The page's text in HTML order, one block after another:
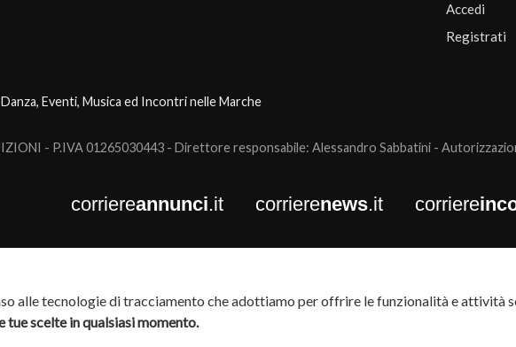
Accedi
Registrati
Eventi, Musica ed Incontri nelle Marche
- P.IVA 01265030443 - Direttore responsabile: Alessandro Sabbatini -
corriereannunci.it corrierenews.it corriere
alle tecnologie di tracciamento che adottiamo per offrire le funzionalità e
tue scelte in qualsiasi momento.